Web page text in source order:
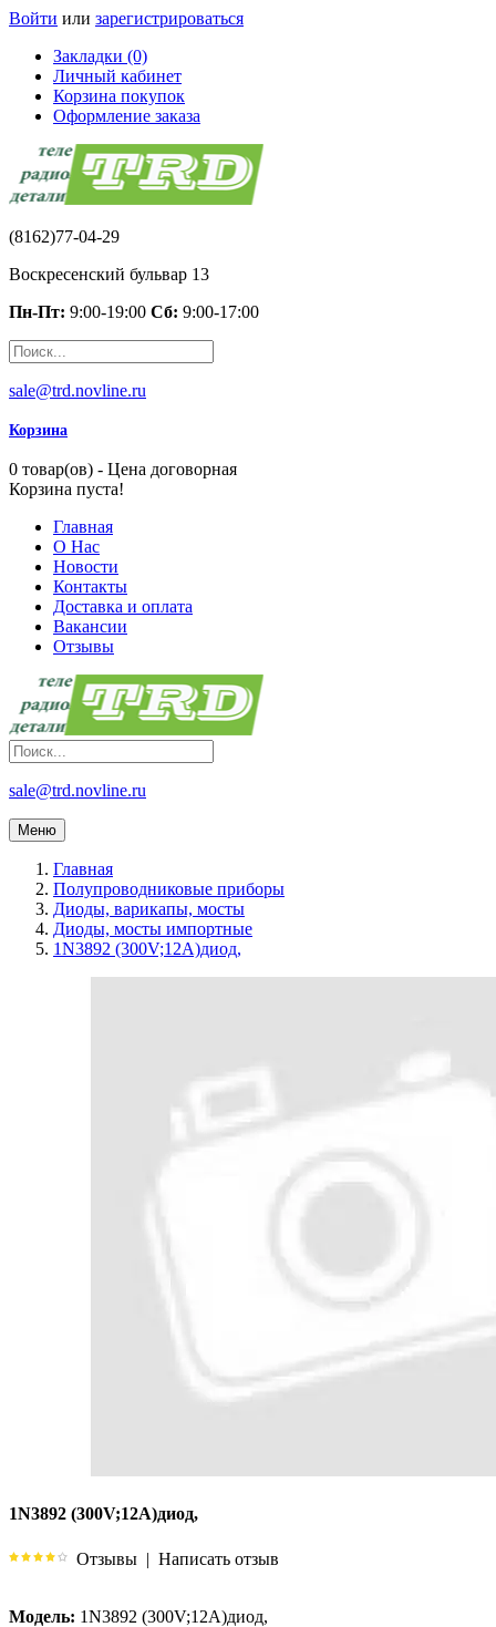
Войти или зарегистрироваться
Закладки (0)
Личный кабинет
Корзина покупок
Оформление заказа
(8162)77-04-29
Воскресенский бульвар 13
Пн-Пт: 9:00-19:00 Сб: 9:00-17:00
sale@trd.novline.ru
Корзина
0 товар(ов) - Цена договорная
Корзина пуста!
Главная
О Нас
Новости
Контакты
Доставка и оплата
Вакансии
Отзывы
sale@trd.novline.ru
Меню
Главная
Полупроводниковые приборы
Диоды, варикапы, мосты
Диоды, мосты импортные
1N3892 (300V;12A)диод,
1N3892 (300V;12A)диод,
Отзывы | Написать отзыв
Модель: 1N3892 (300V;12A)диод,